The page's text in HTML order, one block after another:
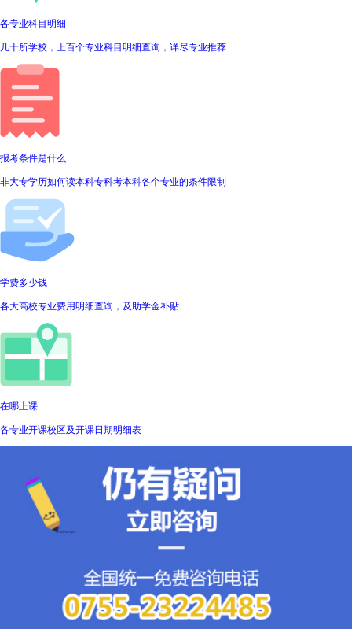
各专业科目明细
几十所学校，上百个专业科目明细查询，详尽专业推荐
报考条件是什么
非大专学历如何读本科专科考本科各个专业的条件限制
学费多少钱
各大高校专业费用明细查询，及助学金补贴
在哪上课
各专业开课校区及开课日期明细表